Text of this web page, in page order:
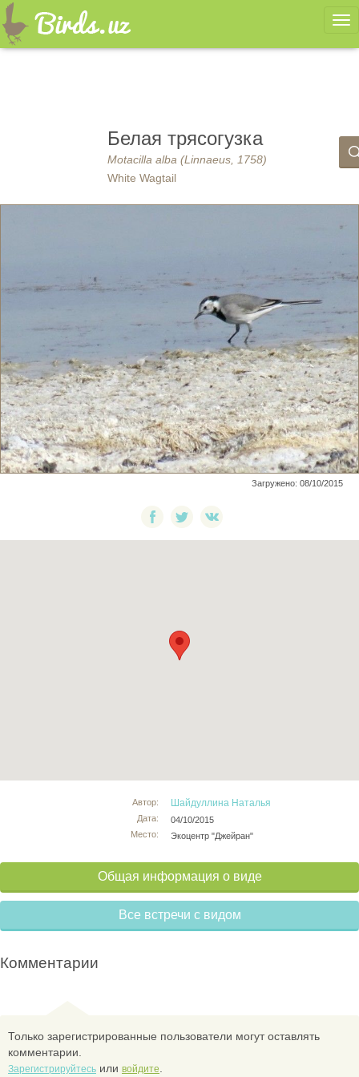
Белая трясогузка
Motacilla alba (Linnaeus, 1758)
White Wagtail
Загружено: 08/10/2015
Автор:
Дата:
Место:
Шайдуллина Наталья
04/10/2015
Экоцентр "Джейран"
Общая информация о виде
Все встречи с видом
Комментарии
Только зарегистрированные пользователи могут оставлять
комментарии.
Зарегистрируйтесь или войдите